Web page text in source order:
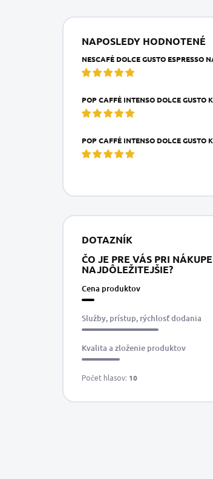
NAPOSLEDY HODNOTENÉ
DOTAZNÍK
ČO JE PRE VÁS PRI NÁKUPE
NAJDÔLEŽITEJŠIE?
Cena produktov
Služby, prístup, rýchlosť dodania
Kvalita a zloženie produktov
Počet hlasov: 10